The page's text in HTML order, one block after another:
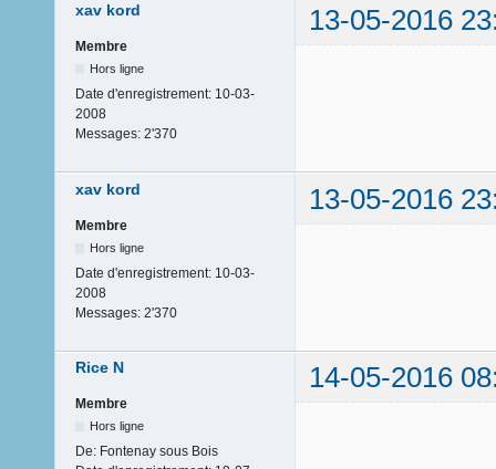
xav kord 13-05-2016
Membre
Hors ligne
Date d'enregistrement: 10-03-
2008
Messages: 2'370
xav kord 13-05-2016
Membre
Hors ligne
Date d'enregistrement: 10-03-
2008
Messages: 2'370
Rice N 14-05-2016
Membre
Hors ligne
De: Fontenay sous Bois